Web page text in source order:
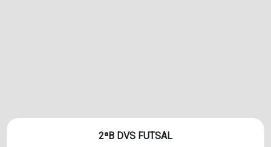
2ªB DVS FUTSAL